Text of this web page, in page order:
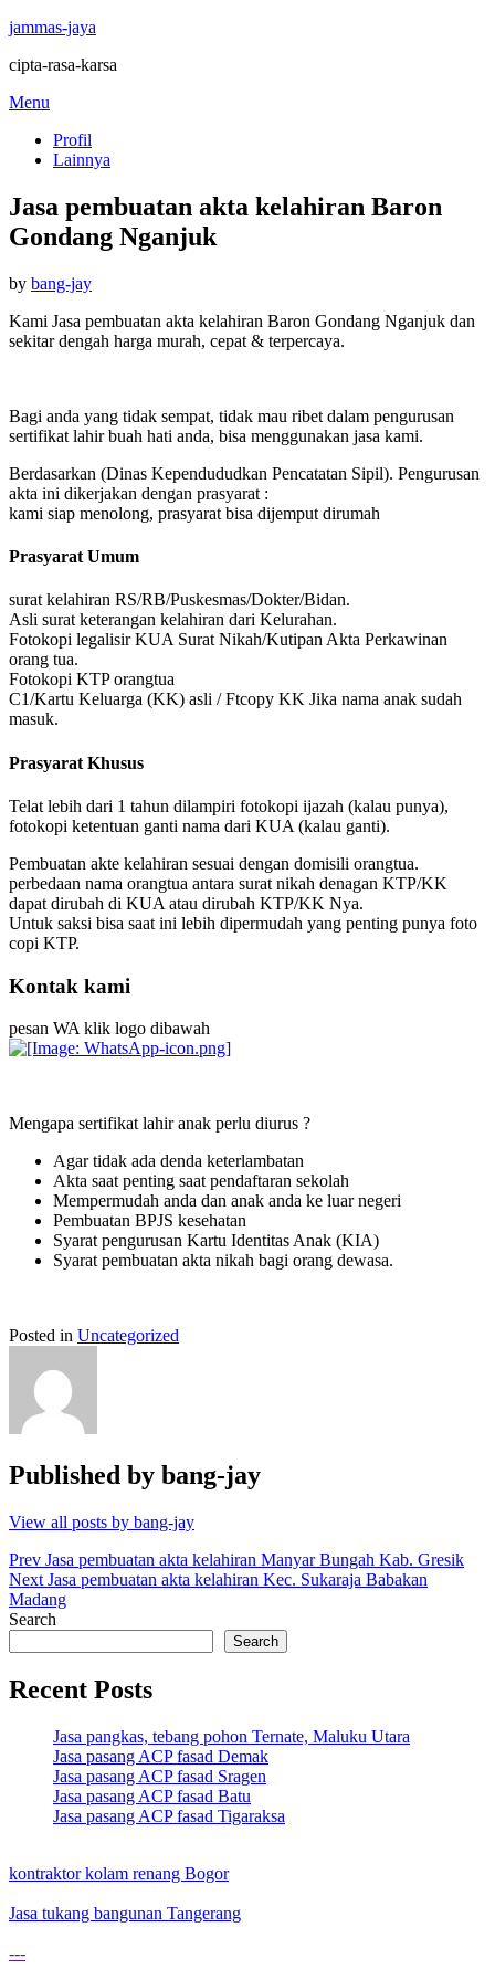
jammas-jaya
cipta-rasa-karsa
Skip
content
Menu
Profil
Lainnya
Jasa pembuatan akta kelahiran Baron
Gondang Nganjuk
by bang-jayPosted
Kami Jasa pembuatan akta kelahiran Baron Gondang Nganjuk dan
sekitar dengah harga murah, cepat & terpercaya.
Bagi anda yang tidak sempat, tidak mau ribet dalam pengurusan
sertifikat lahir buah hati anda, bisa menggunakan jasa kami.
Berdasarkan (Dinas Kependududkan Pencatatan Sipil). Pengurusan
akta ini dikerjakan dengan prasyarat :
kami siap menolong, prasyarat bisa dijemput dirumah
Prasyarat Umum
surat kelahiran RS/RB/Puskesmas/Dokter/Bidan.
Asli surat keterangan kelahiran dari Kelurahan.
Fotokopi legalisir KUA Surat Nikah/Kutipan Akta Perkawinan
orang tua.
Fotokopi KTP orangtua
C1/Kartu Keluarga (KK) asli / Ftcopy KK Jika nama anak sudah
masuk.
Prasyarat Khusus
Telat lebih dari 1 tahun dilampiri fotokopi ijazah (kalau punya),
fotokopi ketentuan ganti nama dari KUA (kalau ganti).
Pembuatan akte kelahiran sesuai dengan domisili orangtua.
perbedaan nama orangtua antara surat nikah denagan KTP/KK
dapat dirubah di KUA atau dirubah KTP/KK Nya.
Untuk saksi bisa saat ini lebih dipermudah yang penting punya foto
copi KTP.
Kontak kami
pesan WA klik logo dibawah
Mengapa sertifikat lahir anak perlu diurus ?
Agar tidak ada denda keterlambatan
Akta saat penting saat pendaftaran sekolah
Mempermudah anda dan anak anda ke luar negeri
Pembuatan BPJS kesehatan
Syarat pengurusan Kartu Identitas Anak (KIA)
Syarat pembuatan akta nikah bagi orang dewasa.
Posted in Uncategorized
Published by bang-jay
View all posts by bang-jay
Post
navigation
Prev Jasa pembuatan akta kelahiran Manyar Bungah Kab. Gresik
Next Jasa pembuatan akta kelahiran Kec. Sukaraja Babakan
Madang
Search
Search
Recent Posts
Jasa pangkas, tebang pohon Ternate, Maluku Utara
Jasa pasang ACP fasad Demak
Jasa pasang ACP fasad Sragen
Jasa pasang ACP fasad Batu
Jasa pasang ACP fasad Tigaraksa
kontraktor kolam renang Bogor
Jasa tukang bangunan Tangerang
---